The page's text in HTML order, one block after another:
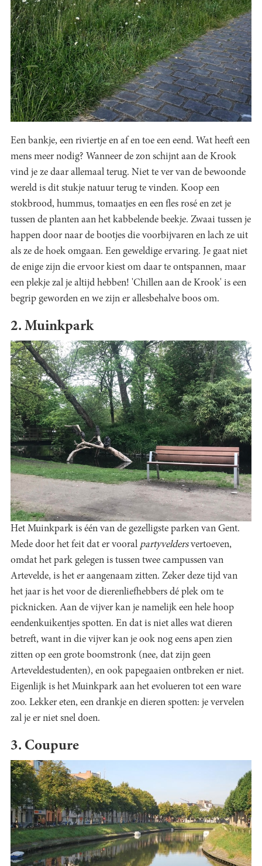
Een bankje, een riviertje en af en toe een eend. Wat heeft een
mens meer nodig? Wanneer de zon schijnt aan de Krook
vind je ze daar allemaal terug. Niet te ver van de bewoonde
wereld is dit stukje natuur terug te vinden. Koop een
stokbrood, hummus, tomaatjes en een fles rosé en zet je
tussen de planten aan het kabbelende beekje. Zwaai tussen je
happen door naar de bootjes die voorbijvaren en lach ze uit
als ze de hoek omgaan. Een geweldige ervaring. Je gaat niet
de enige zijn die ervoor kiest om daar te ontspannen, maar
een plekje zal je altijd hebben! 'Chillen aan de Krook' is een
begrip geworden en we zijn er allesbehalve boos om.
2. Muinkpark
Het Muinkpark is één van de gezelligste parken van Gent.
Mede door het feit dat er vooral partyveldersvertoeven,
omdat het park gelegen is tussen twee campussen van
Artevelde, is het er aangenaam zitten. Zeker deze tijd van
het jaar is het voor de dierenliefhebbers dé plek om te
picknicken. Aan de vijver kan je namelijk een hele hoop
eendenkuikentjes spotten. En dat is niet alles wat dieren
betreft, want in die vijver kan je ook nog eens apen zien
zitten op een grote boomstronk (nee, dat zijn geen
Arteveldestudenten), en ook papegaaien ontbreken er niet.
Eigenlijk is het Muinkpark aan het evolueren tot een ware
zoo. Lekker eten, een drankje en dieren spotten: je vervelen
zal je er niet snel doen.
3. Coupure